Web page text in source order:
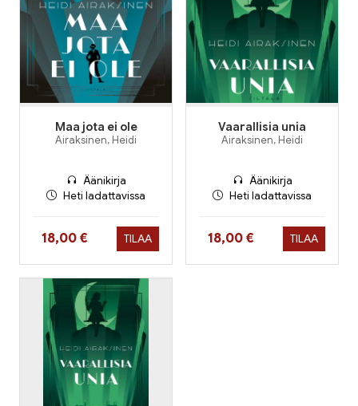
Maa jota ei ole
Airaksinen, Heidi
Äänikirja
Heti ladattavissa
Hinta nyt
18,00 € TILAA
Vaarallisia unia
Airaksinen, Heidi
Äänikirja
Heti ladattavissa
Hinta nyt
18,00 € TILAA